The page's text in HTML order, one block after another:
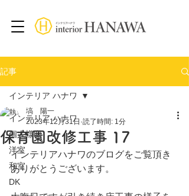
記事
インテリア ハナワ
個人様邸
洋室
和室
DK
インテリア ハナワ
保育園改修工事 17
塙 陽一
2023年12月31日 読了時間: 1分
インテリアハナワのブログをご覧頂き
ありがとうございます。